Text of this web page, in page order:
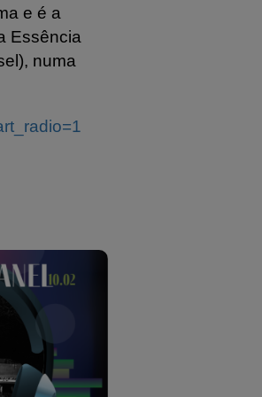
e é a
Essência
numa